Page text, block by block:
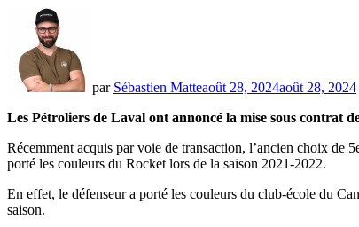
par Sébastien Matteaoût 28, 2024août 28, 2024
Les Pétroliers de Laval ont annoncé la mise sous contrat
Récemment acquis par voie de transaction, l’ancien choix de
porté les couleurs du Rocket lors de la saison 2021-2022.
En effet, le défenseur a porté les couleurs du club-école du
saison.